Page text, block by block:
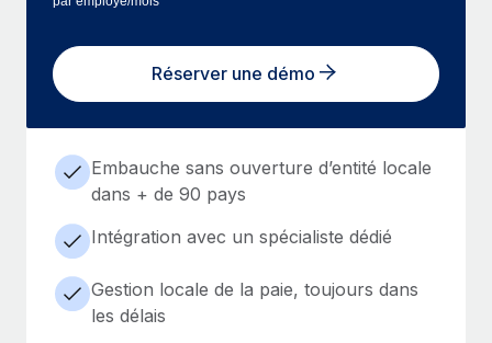
Réserver une démo
Embauche sans ouverture d’entité locale
dans + de 90 pays
Intégration avec un spécialiste dédié
Gestion locale de la paie, toujours dans
les délais